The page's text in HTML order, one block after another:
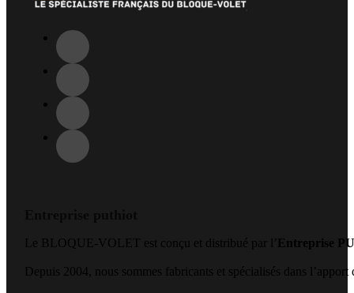
Le BLOQUE-VOLET est conçu et distribué par l’ Entreprise
Depuis 2004, nous sommes fabricants et spécialisés dans